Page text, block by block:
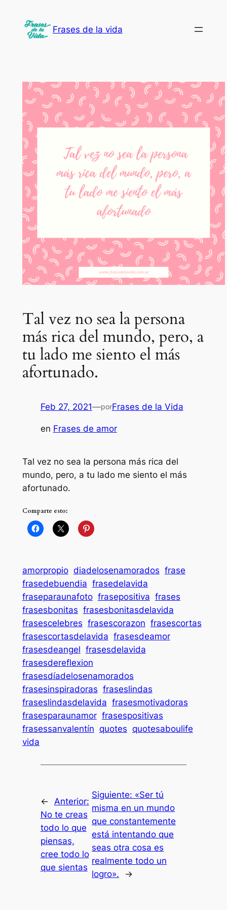
contenido
Frases de la vida
Tal vez no sea la persona
más rica del mundo, pero, a
tu lado me siento el más
afortunado.
Feb 27, 2021—porFrases de la Vida
en Frases de amor
Tal vez no sea la persona más rica del
mundo, pero, a tu lado me siento el más
afortunado.
Comparte esto:
amorpropio diadelosenamorados frase
frasedebuendia frasedelavida
fraseparaunafoto frasepositiva frases
frasesbonitas frasesbonitasdelavida
frasescelebres frasescorazon frasescortas
frasescortasdelavida frasesdeamor
frasesdeangel frasesdelavida
frasesdereflexion
frasesdíadelosenamorados
frasesinspiradoras fraseslindas
fraseslindasdelavida frasesmotivadoras
frasesparaunamor frasespositivas
frasessanvalentín quotes quotesaboulife
vida
←
Anterior:
No te creas
todo lo que
piensas,
cree todo lo
que sientas
Siguiente: «Ser tú
misma en un mundo
que constantemente
está intentando que
seas otra cosa es
realmente todo un
logro».
→